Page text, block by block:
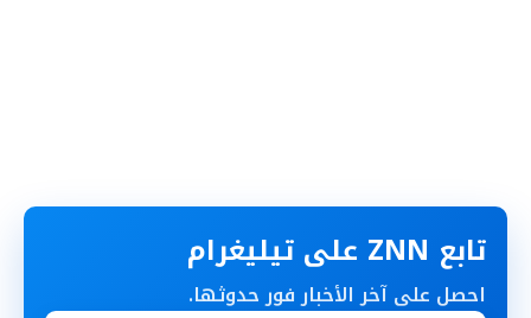
تابع ZNN على تيليغرام
احصل على آخر الأخبار فور حدوثها.